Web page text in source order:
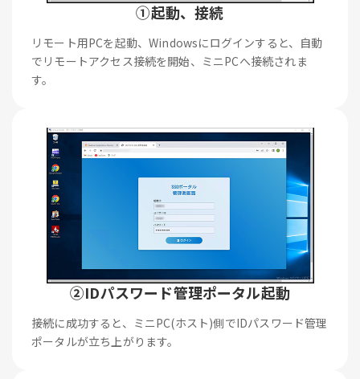
①起動、接続
リモート用PCを起動、Windowsにログインすると、自動
でリモートアクセス接続を開始、ミニPCへ接続されま
す。
②IDパスワード管理ポータル起動
接続に成功すると、ミニPC(ホスト)側でIDパスワード管理
ポータルが立ち上がります。